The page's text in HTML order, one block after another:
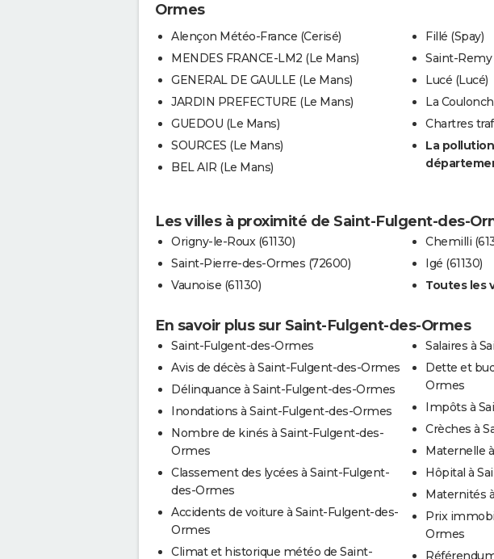
Ormes
Alençon Météo-France (Cerisé)
MENDES FRANCE-LM2 (Le Mans)
GENERAL DE GAULLE (Le Mans)
JARDIN PREFECTURE (Le Mans)
GUEDOU (Le Mans)
SOURCES (Le Mans)
BEL AIR (Le Mans)
Fillé (Spay)
Saint-
Lucé (Lucé)
La
Chartres
La
Les villes à proximité de Saint-Fulgent-des-
Origny-le-Roux (61130)
Saint-Pierre-des-Ormes (72600)
Vaunoise (61130)
Chemilli
Igé (61130)
Toutes les
En savoir plus sur Saint-Fulgent-des-Ormes
Saint-Fulgent-des-Ormes
Avis de décès à Saint-Fulgent-des-Ormes
Délinquance à Saint-Fulgent-des-Ormes
Inondations à Saint-Fulgent-des-Ormes
Nombre de kinés à Saint-Fulgent-des-
Ormes
Classement des lycées à Saint-Fulgent-
des-Ormes
Accidents de voiture à Saint-Fulgent-des-
Ormes
Climat et historique météo de Saint-
Salaires à
Dette et
Ormes
Impôts à
Crèches à
Maternelle
Hôpital à
Maternités
Prix
Ormes